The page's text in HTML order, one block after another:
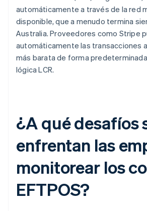
automáticamente a través de la red
disponible, que a menudo termina
Australia. Proveedores como Stripe
automáticamente las transacciones
más barata de forma
lógica LCR.
¿A qué desafíos
enfrentan las
monitorear los
EFTPOS?